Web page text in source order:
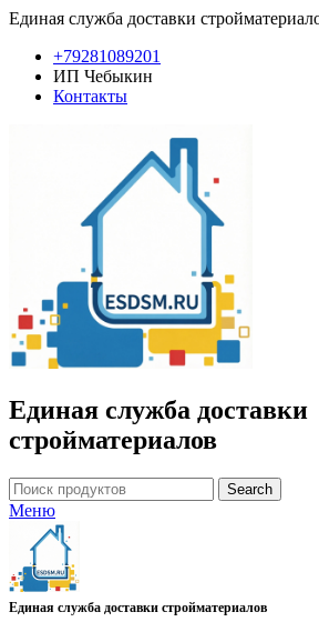
Единая служба доставки
+79281089201
ИП Чебыкин
Контакты
Единая служба доставки
стройматериалов
Search
Меню
Единая служба доставки стройматериалов